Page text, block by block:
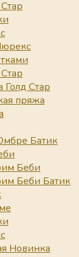
Голд Стар
пряжа
Батик
Беби
Беби Батик
Новинка